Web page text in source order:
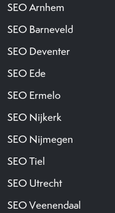
SEO Arnhem
SEO Barneveld
SEO Deventer
SEO Ede
SEO Ermelo
SEO Nijkerk
SEO Nijmegen
SEO Tiel
SEO Utrecht
SEO Veenendaal